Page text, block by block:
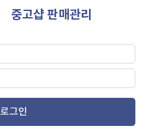
중고샵 판매관리
로그인